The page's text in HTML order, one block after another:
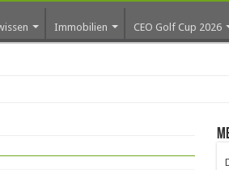
Immobilien CEO Golf Cup 2026